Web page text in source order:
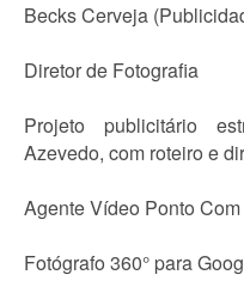
Becks Cerveja
Diretor de Fotografia
Projeto publicitário
Azevedo, com roteiro e
Agente Vídeo Ponto Com
Fotógrafo 360° para